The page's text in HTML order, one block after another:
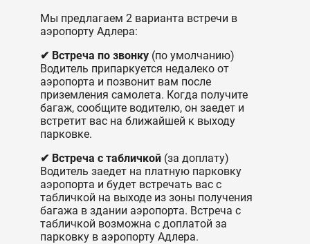
Мы предлагаем 2 варианта встречи в
аэропорту Адлера:
✔ Встреча по звонку(по умолчанию)
Водитель припаркуется недалеко от
аэропорта и позвонит вам после
приземления самолета. Когда получите
багаж, сообщите водителю, он заедет и
встретит вас на ближайшей к выходу
парковке.
✔ Встреча с табличкой(за доплату)
Водитель заедет на платную парковку
аэропорта и будет встречать вас с
табличкой на выходе из зоны получения
багажа в здании аэропорта. Встреча с
табличкой возможна с доплатой за
парковку в аэропорту Адлера.